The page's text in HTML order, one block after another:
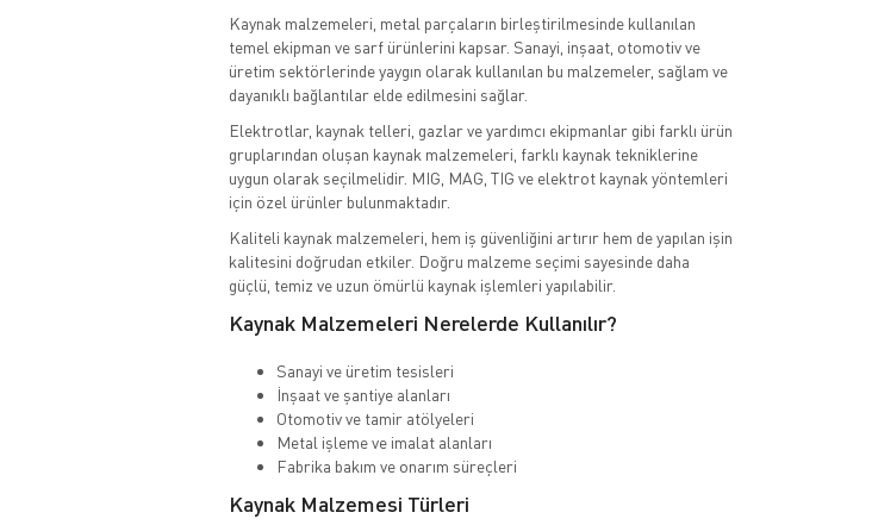
Kaynak malzemeleri, metal parçaların birleştirilmesinde kullanılan
temel ekipman ve sarf ürünlerini kapsar. Sanayi, inşaat, otomotiv ve
üretim sektörlerinde yaygın olarak kullanılan bu malzemeler, sağlam ve
dayanıklı bağlantılar elde edilmesini sağlar.
Elektrotlar, kaynak telleri, gazlar ve yardımcı ekipmanlar gibi farklı ürün
gruplarından oluşan kaynak malzemeleri, farklı kaynak tekniklerine
uygun olarak seçilmelidir. MIG, MAG, TIG ve elektrot kaynak yöntemleri
için özel ürünler bulunmaktadır.
Kaliteli kaynak malzemeleri, hem iş güvenliğini artırır hem de yapılan işin
kalitesini doğrudan etkiler. Doğru malzeme seçimi sayesinde daha
güçlü, temiz ve uzun ömürlü kaynak işlemleri yapılabilir.
Kaynak Malzemeleri Nerelerde Kullanılır?
Sanayi ve üretim tesisleri
İnşaat ve şantiye alanları
Otomotiv ve tamir atölyeleri
Metal işleme ve imalat alanları
Fabrika bakım ve onarım süreçleri
Kaynak Malzemesi Türleri